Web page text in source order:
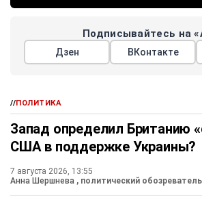
Подписывайтесь на
Дзен ВКонтакте
//ПОЛИТИКА
Запад определил Британию
США в поддержке Украины?
7 августа 2026, 13:55
Анна Шершнева , политический